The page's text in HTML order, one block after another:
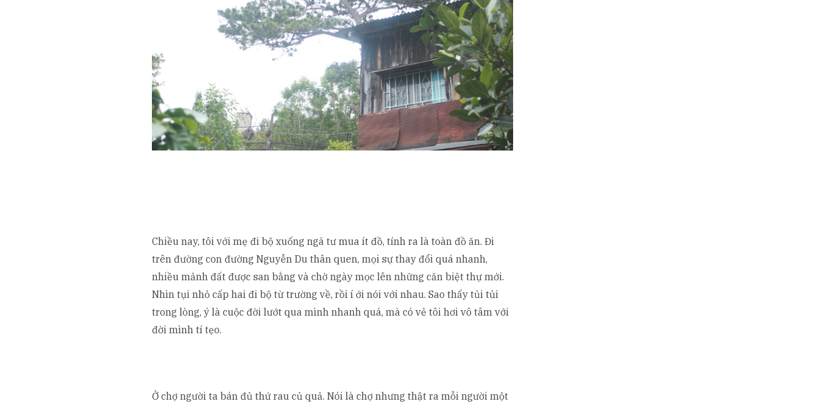
Chiều nay, tôi với mẹ đi bộ xuống ngã tư mua ít đồ, tính ra là toàn đồ ăn. Đi
trên đường con đường Nguyễn Du thân quen, mọi sự thay đổi quá nhanh,
nhiều mảnh đất được san bằng và chờ ngày mọc lên những căn biệt thự mới.
Nhìn tụi nhỏ cấp hai đi bộ từ trường về, rồi í ới nói với nhau. Sao thấy tủi tủi
trong lòng, ý là cuộc đời lướt qua mình nhanh quá, mà có vẻ tôi hơi vô tâm với
đời mình tí tẹo.
Ở chợ người ta bán đủ thứ rau củ quả. Nói là chợ nhưng thật ra mỗi người một